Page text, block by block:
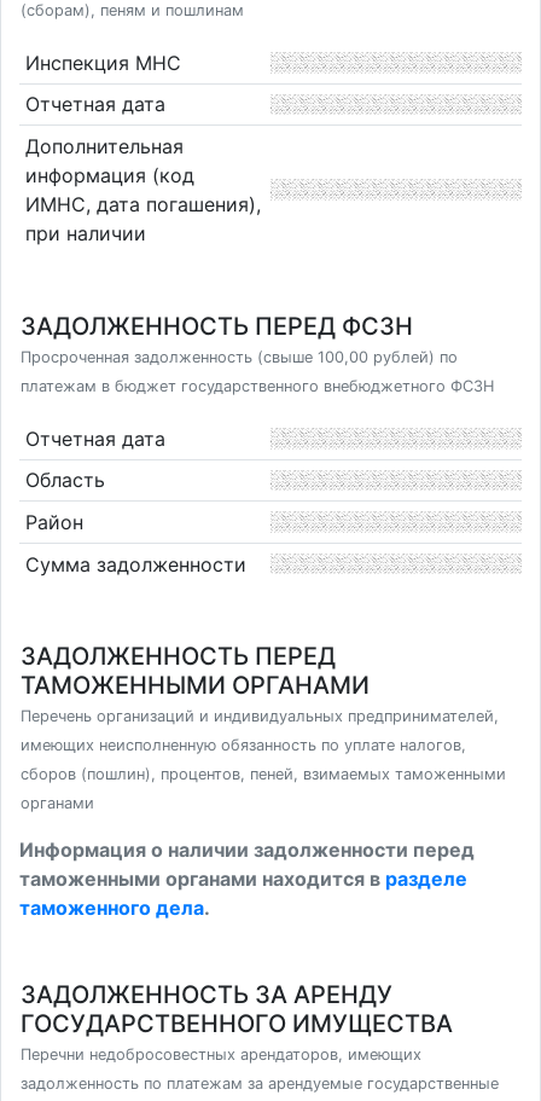
(сборам), пеням и пошлинам
Инспекция МНС
Отчетная дата
Дополнительная
информация (код
ИМНС, дата погашения),
при наличии
ЗАДОЛЖЕННОСТЬ ПЕРЕД ФСЗН
Просроченная задолженность (свыше 100,00 рублей) по
платежам в бюджет государственного внебюджетного ФСЗН
Отчетная дата
Область
Район
Сумма задолженности
ЗАДОЛЖЕННОСТЬ ПЕРЕД
ТАМОЖЕННЫМИ ОРГАНАМИ
Перечень организаций и индивидуальных предпринимателей,
имеющих неисполненную обязанность по уплате налогов,
сборов (пошлин), процентов, пеней, взимаемых таможенными
органами
Информация о наличии задолженности перед
таможенными органами находится в разделе
таможенного дела.
ЗАДОЛЖЕННОСТЬ ЗА АРЕНДУ
ГОСУДАРСТВЕННОГО ИМУЩЕСТВА
Перечни недобросовестных арендаторов, имеющих
задолженность по платежам за арендуемые государственные